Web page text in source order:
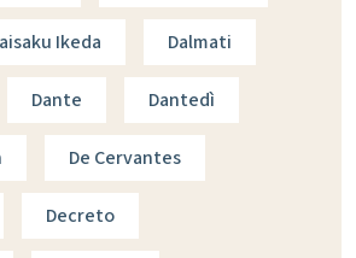
Ikeda Dalmati
Dante Dantedì
De Cervantes
Decreto